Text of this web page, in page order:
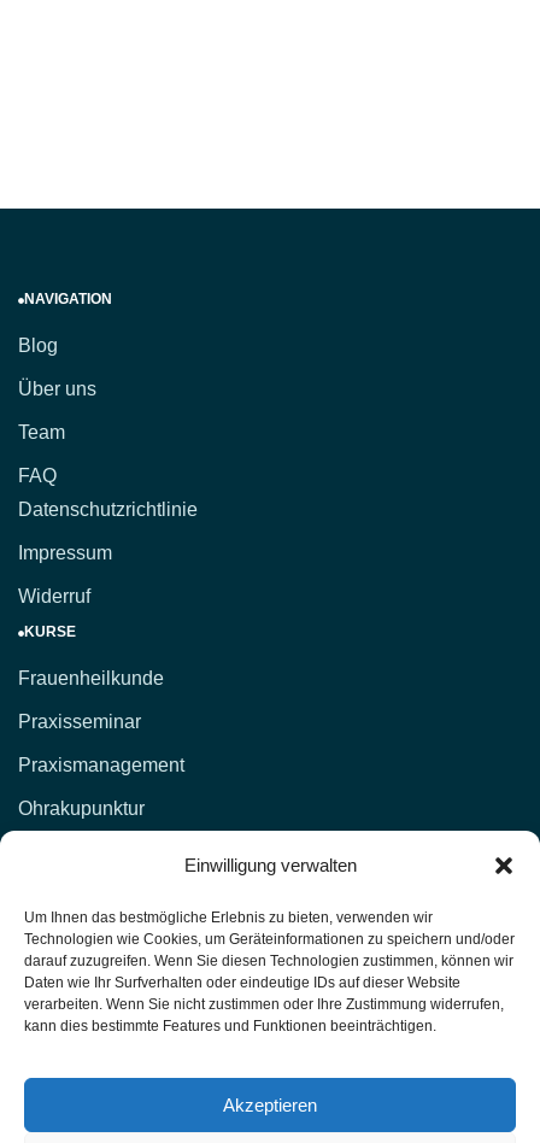
Einwilligung verwalten
Um Ihnen das bestmögliche Erlebnis zu bieten, verwenden wir
Technologien wie Cookies, um Geräteinformationen zu speichern und/oder
darauf zuzugreifen. Wenn Sie diesen Technologien zustimmen, können wir
Daten wie Ihr Surfverhalten oder eindeutige IDs auf dieser Website
verarbeiten. Wenn Sie nicht zustimmen oder Ihre Zustimmung widerrufen,
kann dies bestimmte Features und Funktionen beeinträchtigen.
Akzeptieren
NAVIGATION
Blog
Über uns
Team
FAQ
Datenschutzrichtlinie
Impressum
Widerruf
KURSE
Frauenheilkunde
Praxisseminar
Praxismanagement
Ohrakupunktur
(02 12) 1 00 51,017664876381
(02 12) 4 27 11 (Fax)
Unterrichtsräume: Kasernenstr. 26 42651 Solingen